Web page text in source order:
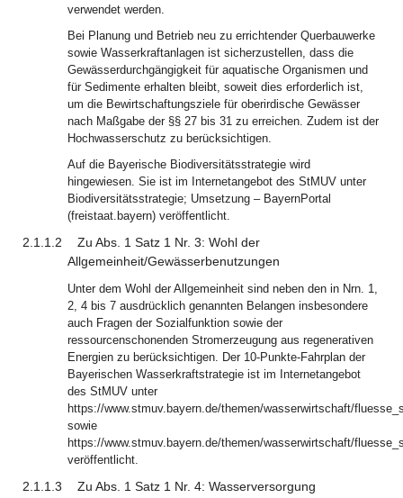
verwendet werden.
Bei Planung und Betrieb neu zu errichtender Querbauwerke
sowie Wasserkraftanlagen ist sicherzustellen, dass die
Gewässerdurchgängigkeit für aquatische Organismen und
für Sedimente erhalten bleibt, soweit dies erforderlich ist,
um die Bewirtschaftungsziele für oberirdische Gewässer
nach Maßgabe der §§ 27 bis 31 zu erreichen. Zudem ist der
Hochwasserschutz zu berücksichtigen.
Auf die Bayerische Biodiversitätsstrategie wird
hingewiesen. Sie ist im Internetangebot des StMUV unter
Biodiversitätsstrategie; Umsetzung – BayernPortal
(freistaat.bayern) veröffentlicht.
2.1.1.2
Zu Abs. 1 Satz 1 Nr. 3: Wohl der
Allgemeinheit/Gewässerbenutzungen
Unter dem Wohl der Allgemeinheit sind neben den in Nrn. 1,
2, 4 bis 7 ausdrücklich genannten Belangen insbesondere
auch Fragen der Sozialfunktion sowie der
ressourcenschonenden Stromerzeugung aus regenerativen
Energien zu berücksichtigen. Der 10-Punkte-Fahrplan der
Bayerischen Wasserkraftstrategie ist im Internetangebot
des StMUV unter
https://www.stmuv.bayern.de/themen/wasserwirtschaft/
sowie
https://www.stmuv.bayern.de/themen/wasserwirtschaft/
veröffentlicht.
2.1.1.3 Zu Abs. 1 Satz 1 Nr. 4: Wasserversorgung